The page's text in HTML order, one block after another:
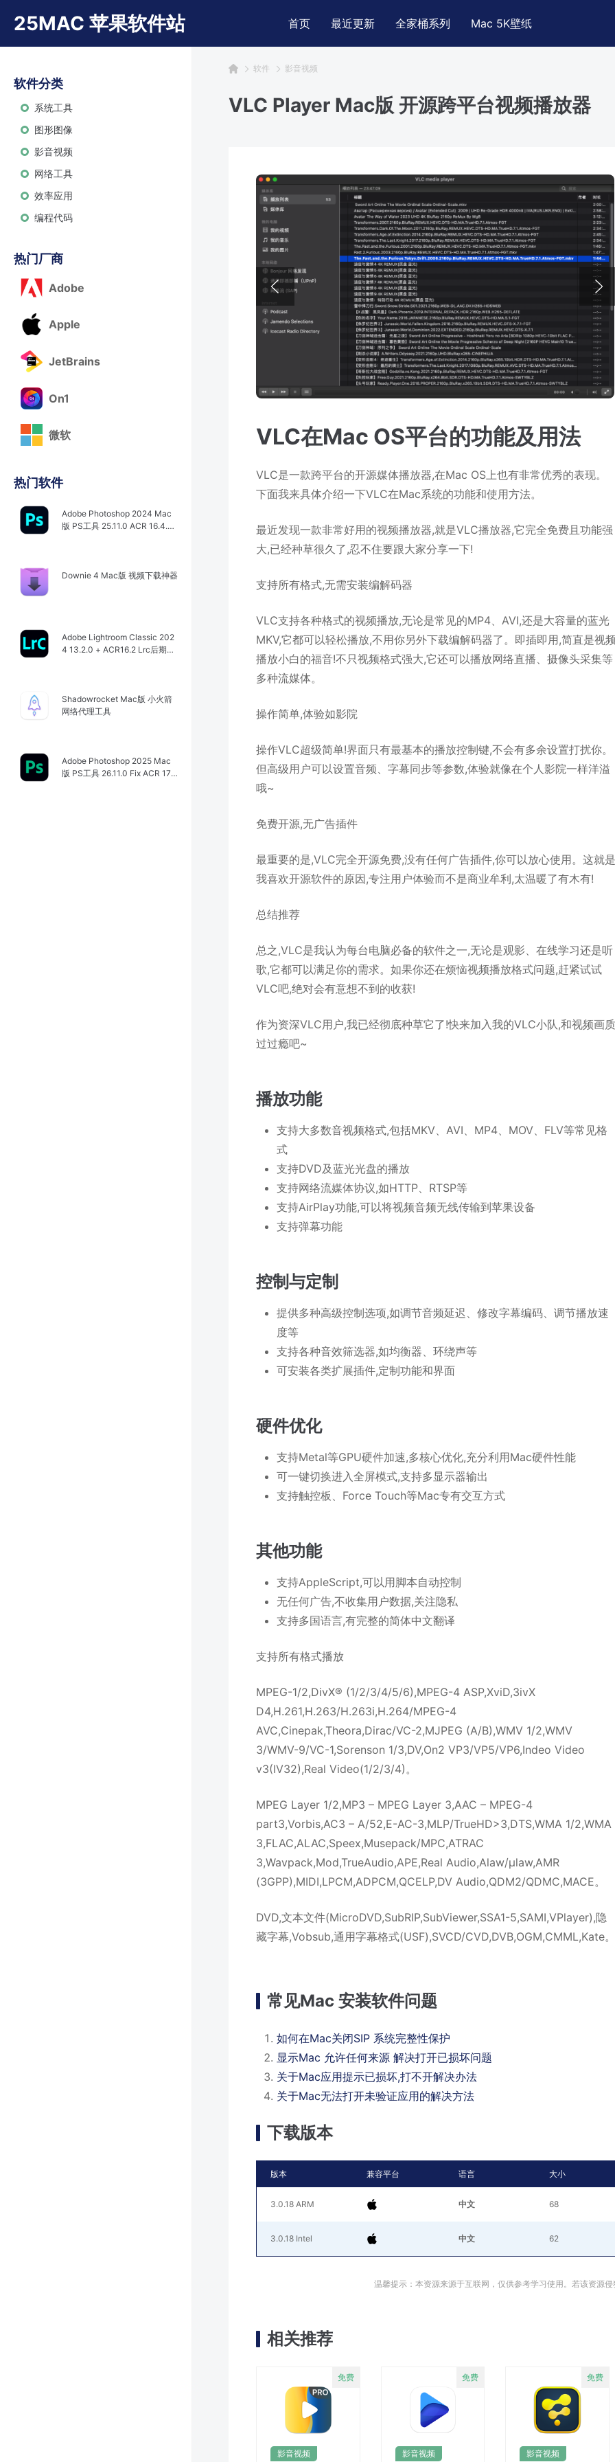
25MAC 苹果软件站 首页 最近更新 全家桶系列 Mac 5K壁纸
软件 影音视频
VLC Player Mac版 开源跨平台视频播放器
VLC在Mac OS平台的功能及用法
VLC是一款跨平台的开源媒体播放器,在Mac OS上也有非常优秀的表现。
下面我来具体介绍一下VLC在Mac系统的功能和使用方法。
最近发现一款非常好用的视频播放器,就是VLC播放器,它完全免费且功能强
大,已经种草很久了,忍不住要跟大家分享一下!
支持所有格式,无需安装编解码器
VLC支持各种格式的视频播放,无论是常见的MP4、AVI,还是大容量的蓝光
MKV,它都可以轻松播放,不用你另外下载编解码器了。即插即用,简直是视
播放小白的福音!不只视频格式强大,它还可以播放网络直播、摄像头采集等
多种流媒体。
操作简单,体验如影院
操作VLC超级简单!界面只有最基本的播放控制键,不会有多余设置打扰你。
但高级用户可以设置音频、字幕同步等参数,体验就像在个人影院一样洋溢
哦~
免费开源,无广告插件
最重要的是,VLC完全开源免费,没有任何广告插件,你可以放心使用。这就
我喜欢开源软件的原因,专注用户体验而不是商业牟利,太温暖了有木有!
总结推荐
总之,VLC是我认为每台电脑必备的软件之一,无论是观影、在线学习还是听
歌,它都可以满足你的需求。如果你还在烦恼视频播放格式问题,赶紧试试
VLC吧,绝对会有意想不到的收获!
作为资深VLC用户,我已经彻底种草它了!快来加入我的VLC小队,和视频画
过过瘾吧~
播放功能
支持大多数音视频格式,包括MKV、AVI、MP4、MOV、FLV等常见格
式
支持DVD及蓝光光盘的播放
支持网络流媒体协议,如HTTP、RTSP等
支持AirPlay功能,可以将视频音频无线传输到苹果设备
支持弹幕功能
控制与定制
提供多种高级控制选项,如调节音频延迟、修改字幕编码、调节播放速
度等
支持各种音效筛选器,如均衡器、环绕声等
可安装各类扩展插件,定制功能和界面
硬件优化
支持Metal等GPU硬件加速,多核心优化,充分利用Mac硬件性能
可一键切换进入全屏模式,支持多显示器输出
支持触控板、Force Touch等Mac专有交互方式
其他功能
支持AppleScript,可以用脚本自动控制
无任何广告,不收集用户数据,关注隐私
支持多国语言,有完整的简体中文翻译
支持所有格式播放
MPEG-1/2,DivX® (1/2/3/4/5/6),MPEG-4 ASP,XviD,3ivX
D4,H.261,H.263/H.263i,H.264/MPEG-4
AVC,Cinepak,Theora,Dirac/VC-2,MJPEG (A/B),WMV 1/2,WMV
3/WMV-9/VC-1,Sorenson 1/3,DV,On2 VP3/VP5/VP6,Indeo Video
v3(IV32),Real Video(1/2/3/4)。
MPEG Layer 1/2,MP3 – MPEG Layer 3,AAC – MPEG-4
part3,Vorbis,AC3 – A/52,E-AC-3,MLP/TrueHD>3,DTS,WMA 1/2,WMA
3,FLAC,ALAC,Speex,Musepack/MPC,ATRAC
3,Wavpack,Mod,TrueAudio,APE,Real Audio,Alaw/μlaw,AMR
(3GPP),MIDI,LPCM,ADPCM,QCELP,DV Audio,QDM2/QDMC,MACE。
DVD,文本文件(MicroDVD,SubRIP,SubViewer,SSA1-5,SAMI,VPlayer),隐
藏字幕,Vobsub,通用字幕格式(USF),SVCD/CVD,DVB,OGM,CMML,Kate
常见Mac 安装软件问题
如何在Mac关闭SIP 系统完整性保护
显示Mac 允许任何来源 解决打开已损坏问题
关于Mac应用提示已损坏,打不开解决办法
关于Mac无法打开未验证应用的解决方法
下载版本
版本 兼容平台 语言 大小
3.0.18 ARM 中文 68
3.0.18 Intel 中文 62
温馨提示：本资源来源于互联网，仅供参考学习使用。若该资源
相关推荐
影音视频 影音视频 影音视频
软件分类
系统工具
图形图像
影音视频
网络工具
效率应用
编程代码
热门厂商
Adobe
Apple
JetBrains
On1
微软
热门软件
Adobe Photoshop 2024 Mac
版 PS工具 25.11.0 ACR 16.4.0.
Downie 4 Mac版 视频下载神器
Adobe Lightroom Classic 202
4 13.2.0 + ACR16.2 Lrc后期图
Shadowrocket Mac版 小火箭
网络代理工具
Adobe Photoshop 2025 Mac
版 PS工具 26.11.0 Fix ACR 17.